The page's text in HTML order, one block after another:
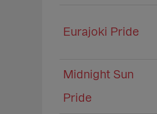
Eurajoki Pride
Midnight Sun
Pride